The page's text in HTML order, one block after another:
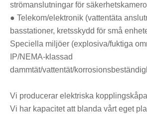
strömanslutningar för
● Telekom/elektronik (vattentäta
basstationer, kretsskydd för små
Speciella miljöer (explosiva/fuktiga
IP/NEMA-klassad
dammtät/vattentät/
Vi producerar elektriska
Vi har kapacitet att blanda vårt eget